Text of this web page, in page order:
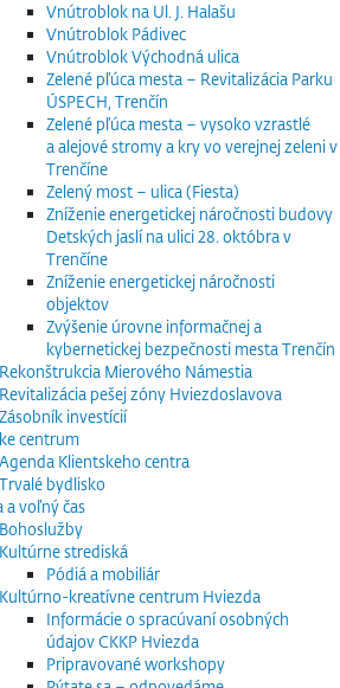
Vnútroblok na Ul. J. Halašu
Vnútroblok Pádivec
Vnútroblok Východná ulica
Zelené pľúca mesta – Revitalizácia Parku
ÚSPECH, Trenčín
Zelené pľúca mesta – vysoko vzrastlé
a alejové stromy a kry vo verejnej zeleni v
Trenčíne
Zelený most – ulica (Fiesta)
Zníženie energetickej náročnosti budovy
Detských jaslí na ulici 28. októbra v
Trenčíne
Zníženie energetickej náročnosti
objektov
Zvýšenie úrovne informačnej a
kybernetickej bezpečnosti mesta Trenčín
Rekonštrukcia Mierového Námestia
Revitalizácia pešej zóny Hviezdoslavova
Zásobník investícií
centrum
Agenda Klientskeho centra
Trvalé bydlisko
a voľný čas
Bohoslužby
Kultúrne strediská
Pódiá a mobiliár
Kultúrno-kreatívne centrum Hviezda
Informácie o spracúvaní osobných
údajov CKKP Hviezda
Pripravované workshopy